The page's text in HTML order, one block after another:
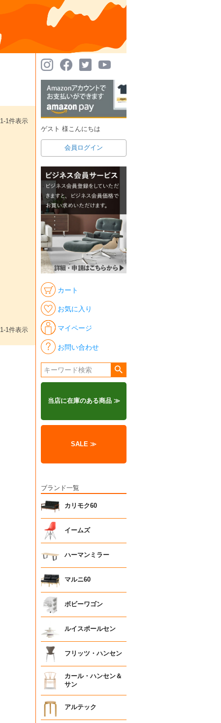
1-1件表示
1-1件表示
ゲスト 様こんにちは
会員ログイン
カート
お気に入り
マイページ
お問い合わせ
当店に在庫のある商品 ≫
SALE ≫
ブランド一覧
カリモク60
イームズ
ハーマンミラー
マルニ60
ボビーワゴン
ルイスポールセン
フリッツ・ハンセン
カール・ハンセン＆
サン
アルテック